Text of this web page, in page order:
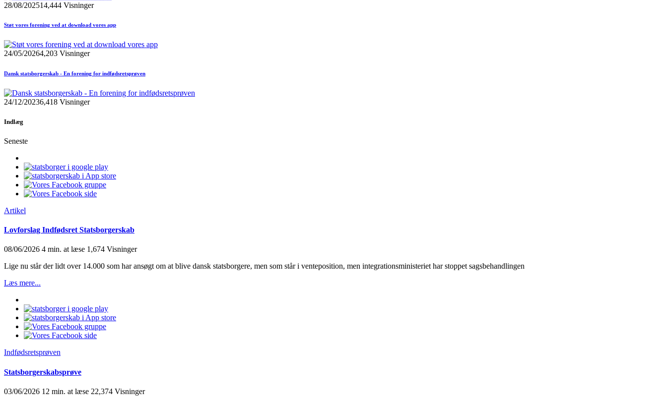
28/08/202514,444 Visninger
Støt vores forening ved at download vores app
24/05/20264,203 Visninger
Dansk statsborgerskab - En forening for indfødsretsprøven
24/12/20236,418 Visninger
Indlæg
Seneste
Artikel
Lovforslag Indfødsret Statsborgerskab
08/06/2026 4 min. at læse 1,674 Visninger
Lige nu står der lidt over 14.000 som har ansøgt om at blive dansk statsborgere, men som står i venteposition, men integrationsministeriet har stoppet sagsbehandlingen
Læs mere...
Indfødsretsprøven
Statsborgerskabsprøve
03/06/2026 12 min. at læse 22,374 Visninger